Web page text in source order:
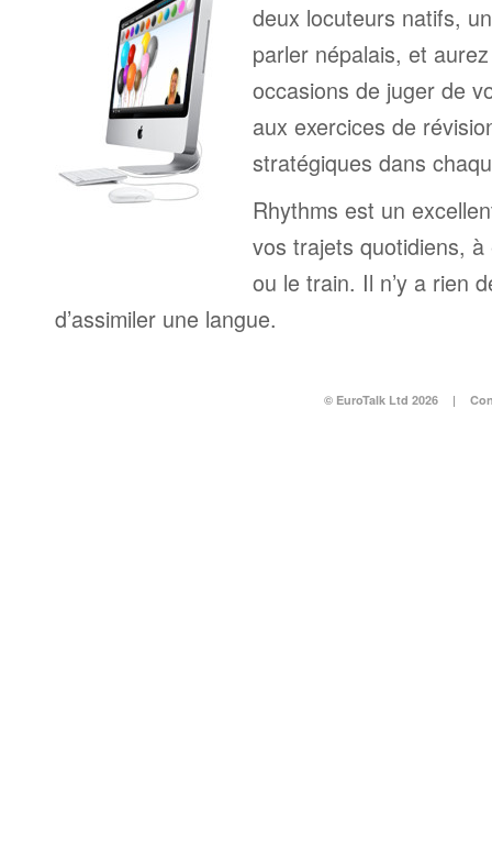
deux locuteurs natifs,
parler népalais, et
occasions de juger de
aux exercices de
stratégiques dans
Rhythms est un
vos trajets quotidiens,
ou le train. Il n’y a rien
d’assimiler une langue.
© EuroTalk Ltd 2026 |